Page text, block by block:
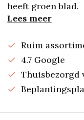
heeft groen blad.
Lees meer
Ruim
4.7 Google
Thuisbezorgd